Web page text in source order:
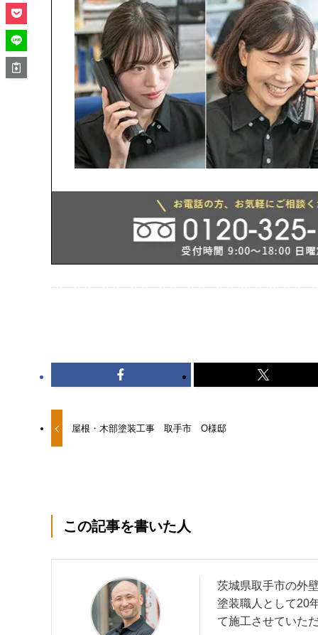
屋根・木部塗装工事 取手市 O様邸
この記事を書いた人
茨城県取手市の外
塗装職人として20
て施工させていた